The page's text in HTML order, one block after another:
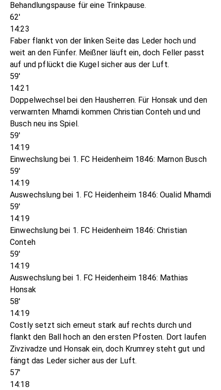
Behandlungspause für eine Trinkpause.
62'
14:23
Faber flankt von der linken Seite das Leder hoch und
weit an den Fünfer. Meißner läuft ein, doch Feller passt
auf und pflückt die Kugel sicher aus der Luft.
59'
14:21
Doppelwechsel bei den Hausherren. Für Honsak und den
verwarnten Mhamdi kommen Christian Conteh und und
Busch neu ins Spiel.
59'
14:19
Einwechslung bei 1. FC Heidenheim 1846: Marnon Busch
59'
14:19
Auswechslung bei 1. FC Heidenheim 1846: Oualid Mhamdi
59'
14:19
Einwechslung bei 1. FC Heidenheim 1846: Christian
Conteh
59'
14:19
Auswechslung bei 1. FC Heidenheim 1846: Mathias
Honsak
58'
14:19
Costly setzt sich erneut stark auf rechts durch und
flankt den Ball hoch an den ersten Pfosten. Dort laufen
Zivzivadze und Honsak ein, doch Krumrey steht gut und
fängt das Leder sicher aus der Luft.
57'
14:18